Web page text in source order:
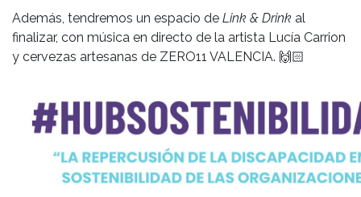
Además, tendremos un espacio de Link & Drink al
finalizar, con música en directo de la artista Lucía Carrion
y cervezas artesanas de ZERO11 VALENCIA. 🙌🏻